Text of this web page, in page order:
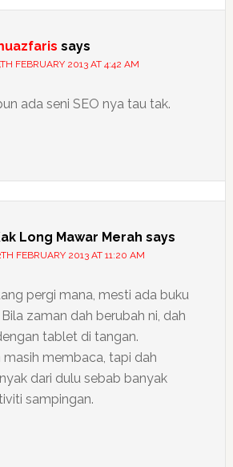
says
FEBRUARY 2013 AT 4:42 AM
ada seni SEO nya tau tak.
Long Mawar Merah says
FEBRUARY 2013 AT 11:20 AM
pergi mana, mesti ada buku
zaman dah berubah ni, dah
tablet di tangan.
masih membaca, tapi dah
dari dulu sebab banyak
sampingan.